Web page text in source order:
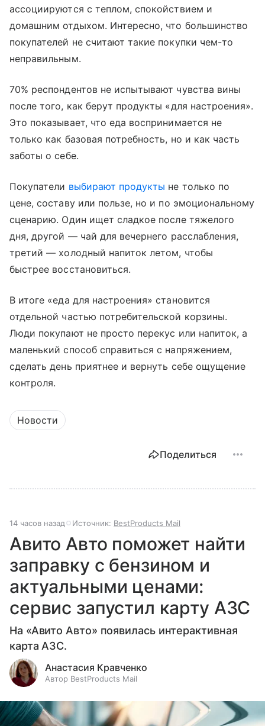
ассоциируются с теплом, спокойствием и
домашним отдыхом. Интересно, что большинство
покупателей не считают такие покупки чем-то
неправильным.
70% респондентов не испытывают чувства вины
после того, как берут продукты «для настроения».
Это показывает, что еда воспринимается не
только как базовая потребность, но и как часть
заботы о себе.
Покупатели выбирают продукты не только по
цене, составу или пользе, но и по эмоциональному
сценарию. Один ищет сладкое после тяжелого
дня, другой — чай для вечернего расслабления,
третий — холодный напиток летом, чтобы
быстрее восстановиться.
В итоге «еда для настроения» становится
отдельной частью потребительской корзины.
Люди покупают не просто перекус или напиток, а
маленький способ справиться с напряжением,
сделать день приятнее и вернуть себе ощущение
контроля.
Новости
Поделиться
14 часов назад Источник: BestProducts Mail
Авито Авто поможет найти
заправку с бензином и
актуальными ценами:
сервис запустил карту АЗС
На «Авито Авто» появилась интерактивная
карта АЗС.
Анастасия Кравченко
Автор BestProducts Mail